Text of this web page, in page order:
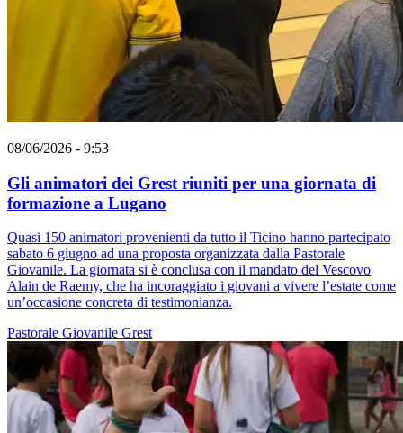
08/06/2026 - 9:53
Gli animatori dei Grest riuniti per una giornata di
formazione a Lugano
Quasi 150 animatori provenienti da tutto il Ticino hanno partecipato
sabato 6 giugno ad una proposta organizzata dalla Pastorale
Giovanile. La giornata si è conclusa con il mandato del Vescovo
Alain de Raemy, che ha incoraggiato i giovani a vivere l’estate come
un’occasione concreta di testimonianza.
Pastorale Giovanile Grest